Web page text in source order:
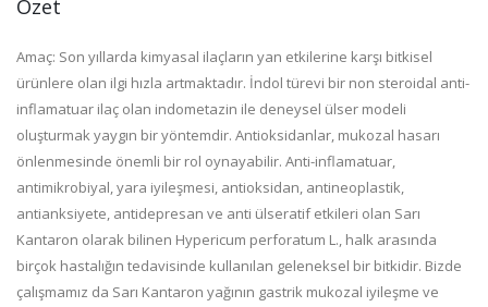
Özet
Amaç: Son yıllarda kimyasal ilaçların yan etkilerine karşı bitkisel
ürünlere olan ilgi hızla artmaktadır. İndol türevi bir non steroidal anti-
inflamatuar ilaç olan indometazin ile deneysel ülser modeli
oluşturmak yaygın bir yöntemdir. Antioksidanlar, mukozal hasarı
önlenmesinde önemli bir rol oynayabilir. Anti-inflamatuar,
antimikrobiyal, yara iyileşmesi, antioksidan, antineoplastik,
antianksiyete, antidepresan ve anti ülseratif etkileri olan Sarı
Kantaron olarak bilinen Hypericum perforatum L., halk arasında
birçok hastalığın tedavisinde kullanılan geleneksel bir bitkidir. Bizde
çalışmamız da Sarı Kantaron yağının gastrik mukozal iyileşme ve